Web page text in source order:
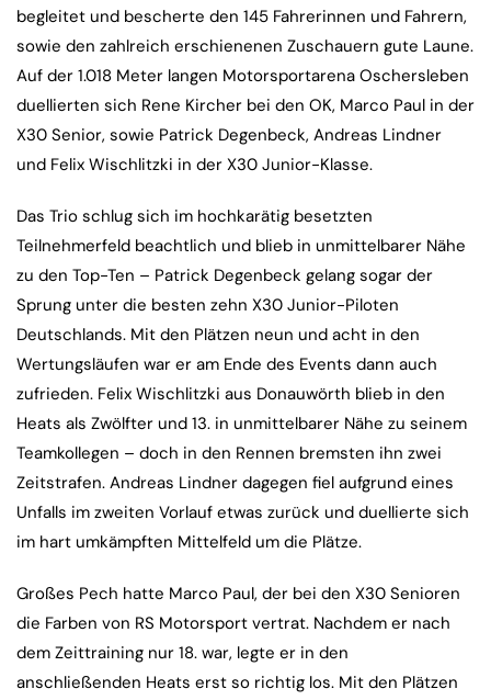
begleitet und bescherte den 145 Fahrerinnen und Fahrern,
sowie den zahlreich erschienenen Zuschauern gute Laune.
Auf der 1.018 Meter langen Motorsportarena Oschersleben
duellierten sich Rene Kircher bei den OK, Marco Paul in der
X30 Senior, sowie Patrick Degenbeck, Andreas Lindner
und Felix Wischlitzki in der X30 Junior-Klasse.
Das Trio schlug sich im hochkarätig besetzten
Teilnehmerfeld beachtlich und blieb in unmittelbarer Nähe
zu den Top-Ten – Patrick Degenbeck gelang sogar der
Sprung unter die besten zehn X30 Junior-Piloten
Deutschlands. Mit den Plätzen neun und acht in den
Wertungsläufen war er am Ende des Events dann auch
zufrieden. Felix Wischlitzki aus Donauwörth blieb in den
Heats als Zwölfter und 13. in unmittelbarer Nähe zu seinem
Teamkollegen – doch in den Rennen bremsten ihn zwei
Zeitstrafen. Andreas Lindner dagegen fiel aufgrund eines
Unfalls im zweiten Vorlauf etwas zurück und duellierte sich
im hart umkämpften Mittelfeld um die Plätze.
Großes Pech hatte Marco Paul, der bei den X30 Senioren
die Farben von RS Motorsport vertrat. Nachdem er nach
dem Zeittraining nur 18. war, legte er in den
anschließenden Heats erst so richtig los. Mit den Plätzen